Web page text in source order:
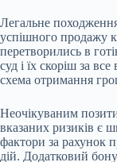
Легальне
успішного продажу
перетворились в
суд і їх скоріш за
схема отримання
Неочікуваним
вказаних ризиків є
фактори за рахунок
дій. Додатковий